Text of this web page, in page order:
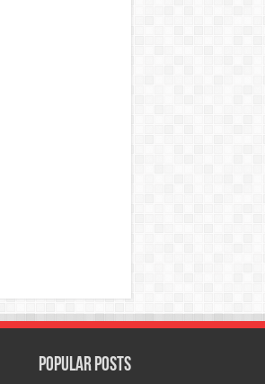
Popular Posts